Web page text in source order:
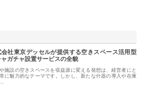
会社東京デッセルが提供する空きスペース活用型
ャガチャ設置サービスの全貌
施設の空きスペースを収益源に変える発想は、経営者にと
に魅力的なテーマです。しかし、新たな什器の導入や在庫